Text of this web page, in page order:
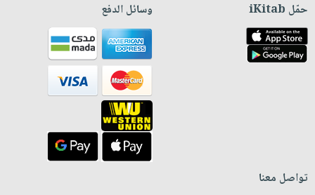
حمّل iKitab وسائل الدفع
تواصل معنا